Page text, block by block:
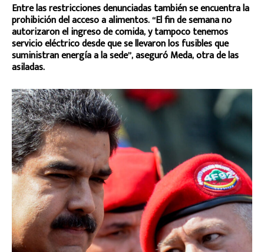
Entre las restricciones denunciadas también se encuentra la
prohibición del acceso a alimentos. “El fin de semana no
autorizaron el ingreso de comida, y tampoco tenemos
servicio eléctrico desde que se llevaron los fusibles que
suministran energía a la sede”, aseguró Meda, otra de las
asiladas.